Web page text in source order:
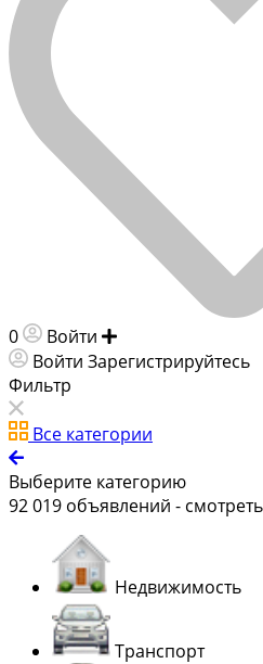
0 Войти
Войти Зарегистрируйтесь
Фильтр
Все категории
Выберите категорию
92 019 объявлений -
Недвижимость
Транспорт